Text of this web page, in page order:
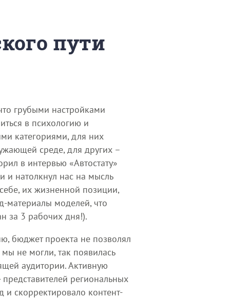
пути
грубыми настройками
в психологию и
категориями, для них
среде, для других –
в интервью «Автостату»
и натолкнул нас на мысль
их жизненной позиции,
материалы моделей, что
за 3 рабочих дня!).
бюджет проекта не позволял
не могли, так появилась
аудитории. Активную
региональных
скорректировало контент-